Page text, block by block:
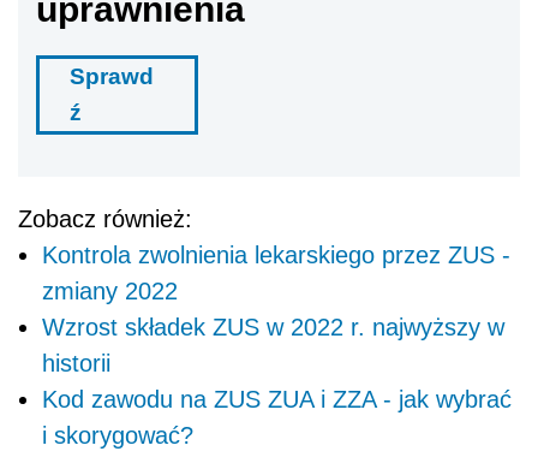
uprawnienia
Sprawd
ź
Zobacz również:
Kontrola zwolnienia lekarskiego przez ZUS -
zmiany 2022
Wzrost składek ZUS w 2022 r. najwyższy w
historii
Kod zawodu na ZUS ZUA i ZZA - jak wybrać
i skorygować?